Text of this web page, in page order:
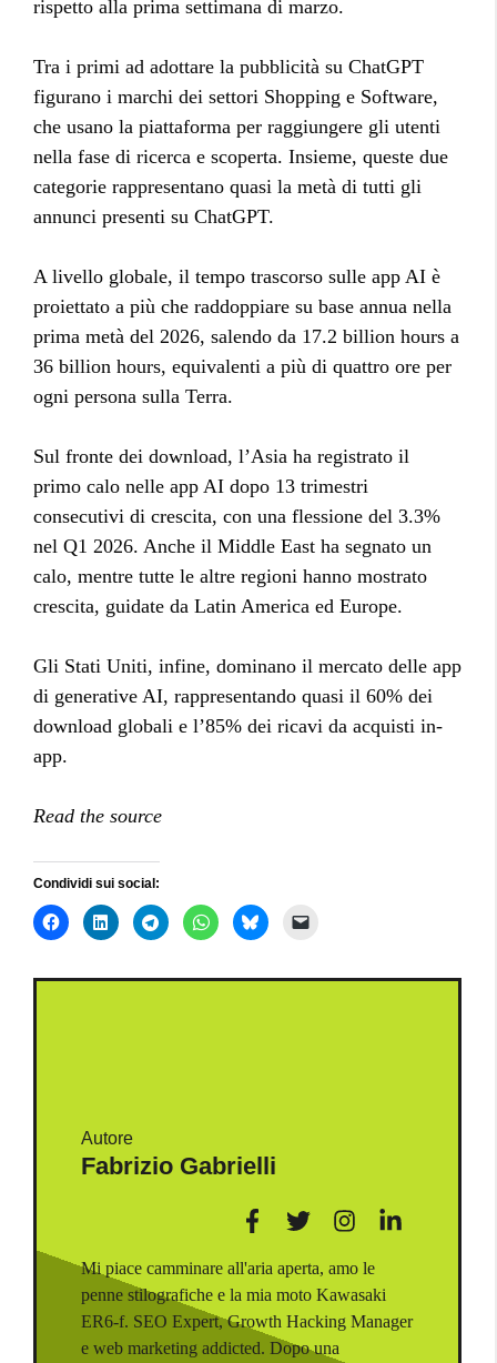
rispetto alla prima settimana di marzo.
Tra i primi ad adottare la pubblicità su ChatGPT
figurano i marchi dei settori Shopping e Software,
che usano la piattaforma per raggiungere gli utenti
nella fase di ricerca e scoperta. Insieme, queste due
categorie rappresentano quasi la metà di tutti gli
annunci presenti su ChatGPT.
A livello globale, il tempo trascorso sulle app AI è
proiettato a più che raddoppiare su base annua nella
prima metà del 2026, salendo da 17.2 billion hours a
36 billion hours, equivalenti a più di quattro ore per
ogni persona sulla Terra.
Sul fronte dei download, l’Asia ha registrato il
primo calo nelle app AI dopo 13 trimestri
consecutivi di crescita, con una flessione del 3.3%
nel Q1 2026. Anche il Middle East ha segnato un
calo, mentre tutte le altre regioni hanno mostrato
crescita, guidate da Latin America ed Europe.
Gli Stati Uniti, infine, dominano il mercato delle app
di generative AI, rappresentando quasi il 60% dei
download globali e l’85% dei ricavi da acquisti in-
app.
Read the source
Condividi sui social:
Autore
Fabrizio Gabrielli
Mi piace camminare all'aria aperta, amo le
penne stilografiche e la mia moto Kawasaki
ER6-f. SEO Expert, Growth Hacking Manager
e web marketing addicted. Dopo una